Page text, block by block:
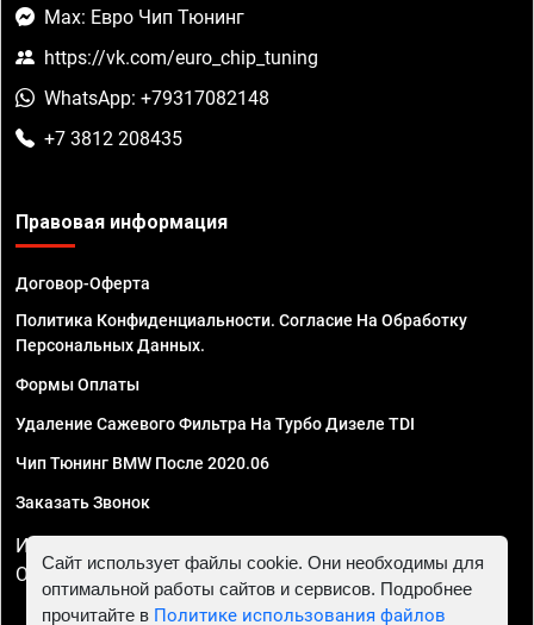
Max: Евро Чип Тюнинг
https://vk.com/euro_chip_tuning
WhatsApp: +79317082148
+7 3812 208435
Правовая информация
Договор-Оферта
Политика Конфиденциальности. Согласие На Обработку
Персональных Данных.
Формы Оплаты
Удаление Сажевого Фильтра На Турбо Дизеле TDI
Чип Тюнинг BMW После 2020.06
Заказать Звонок
ИП Смирнов Георгий Павлович. ИНН 781302555843,
ОГРНИП 324470400032610
Сайт использует файлы cookie. Они необходимы для
оптимальной работы сайтов и сервисов. Подробнее
прочитайте в Политике использования файлов